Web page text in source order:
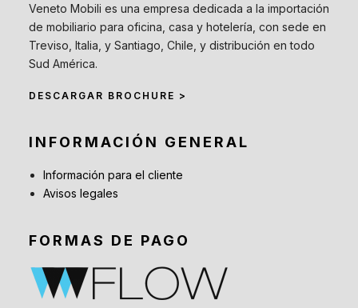
Veneto Mobili es una empresa dedicada a la importación
de mobiliario para oficina, casa y hotelería, con sede en
Treviso, Italia, y Santiago, Chile, y distribución en todo
Sud América.
DESCARGAR BROCHURE >
INFORMACIÓN GENERAL
Información para el cliente
Avisos legales
FORMAS DE PAGO